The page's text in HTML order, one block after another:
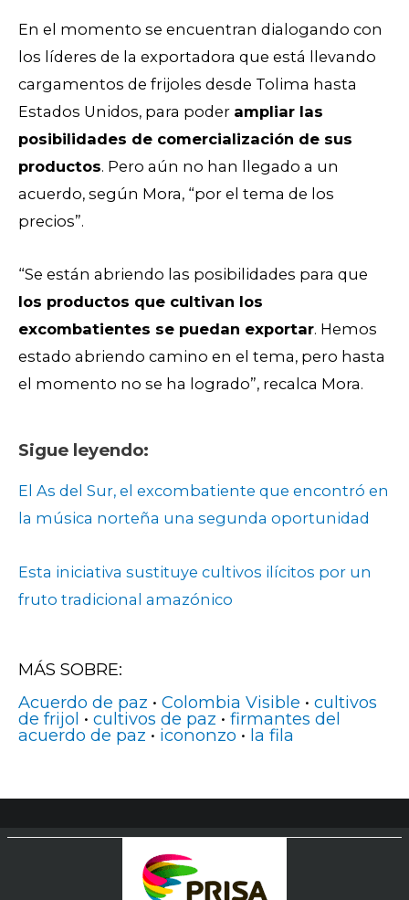
En el momento se encuentran dialogando con
los líderes de la exportadora que está llevando
cargamentos de frijoles desde Tolima hasta
Estados Unidos, para poder ampliar las
posibilidades de comercialización de sus
productos. Pero aún no han llegado a un
acuerdo, según Mora, “por el tema de los
precios”.
“Se están abriendo las posibilidades para que
los productos que cultivan los
excombatientes se puedan exportar. Hemos
estado abriendo camino en el tema, pero hasta
el momento no se ha logrado”, recalca Mora.
Sigue leyendo:
El As del Sur, el excombatiente que encontró en
la música norteña una segunda oportunidad
Esta iniciativa sustituye cultivos ilícitos por un
fruto tradicional amazónico
MÁS SOBRE:
Acuerdo de paz • Colombia Visible • cultivos
de frijol • cultivos de paz • firmantes del
acuerdo de paz • icononzo • la fila